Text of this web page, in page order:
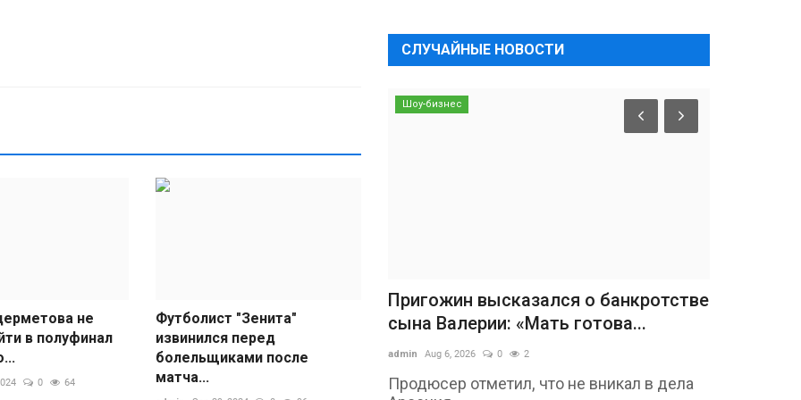
не
в полуфинал
0 64
Футболист "Зенита"
извинился перед
болельщиками после
матча...
СЛУЧАЙНЫЕ НОВОСТИ
Шоу-бизнес
Пригожин высказался о банкротстве
сына Валерии: «Мать готова...
admin Aug 6, 2026 0 2
Продюсер отметил, что не вникал в дела